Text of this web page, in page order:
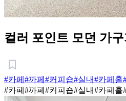
컬러 포인트 모던 가
#카페 #까페 #커피숍#실내#카페홀
#카페 #까페 #커피숍#실내#카페홀